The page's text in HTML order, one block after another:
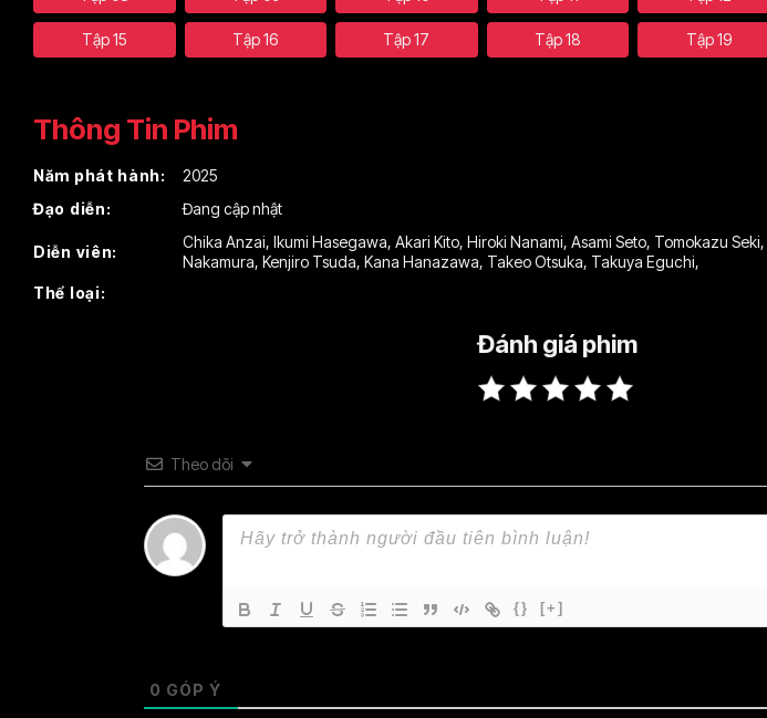
Tập 15 Tập 16 Tập 17 Tập 18 Tập 19
Thông Tin Phim
Năm phát hành:
2025
Đạo diễn:
Đang cập nhật
Diễn viên:
Chika Anzai, Ikumi Hasegawa, Akari Kito, Hiroki Nanami, Asami Seto, Tomokazu Seki,
Nakamura, Kenjiro Tsuda, Kana Hanazawa, Takeo Otsuka, Takuya Eguchi,
Thể loại:
Đánh giá phim
Theo dõi
{} [+]
0 GÓP Ý